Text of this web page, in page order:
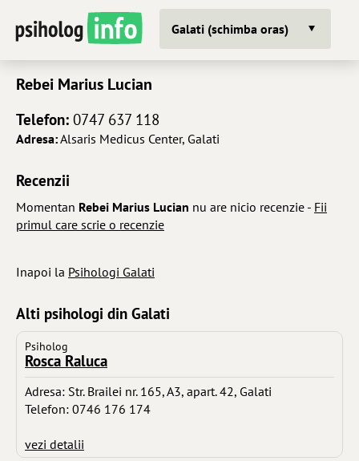
Galati (schimba oras)
Rebei Marius Lucian
Telefon: 0747 637 118
Adresa:Alsaris Medicus Center, Galati
Recenzii
Momentan Rebei Marius Lucian nu are nicio recenzie - Fii
primul care scrie o recenzie
Inapoi la Psihologi Galati
Alti psihologi din Galati
Psiholog
Rosca Raluca
Adresa: Str. Brailei nr. 165, A3, apart. 42, Galati
Telefon: 0746 176 174
vezi detalii